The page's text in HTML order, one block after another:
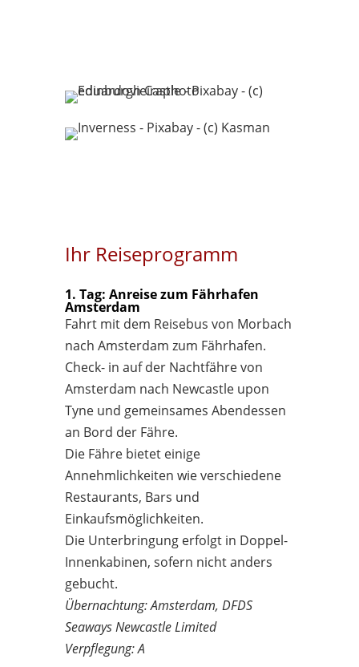
Ihr Reiseprogramm
1. Tag: Anreise zum Fährhafen
Amsterdam
Fahrt mit dem Reisebus von Morbach
nach Amsterdam zum Fährhafen.
Check- in auf der Nachtfähre von
Amsterdam nach Newcastle upon
Tyne und gemeinsames Abendessen
an Bord der Fähre.
Die Fähre bietet einige
Annehmlichkeiten wie verschiedene
Restaurants, Bars und
Einkaufsmöglichkeiten.
Die Unterbringung erfolgt in Doppel-
Innenkabinen, sofern nicht anders
gebucht.
Übernachtung: Amsterdam, DFDS
Seaways Newcastle Limited
Verpflegung: A